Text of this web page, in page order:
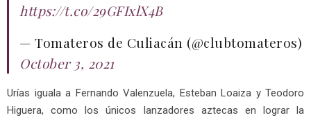
https://t.co/29GFIxlX4B
— Tomateros de Culiacán (@clubtomateros)
October 3, 2021
Urías iguala a Fernando Valenzuela, Esteban Loaiza y Teodoro
Higuera, como los únicos lanzadores aztecas en lograr la